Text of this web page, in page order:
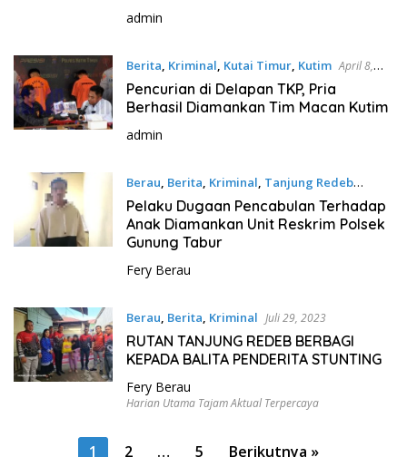
admin
Berita Kriminal Kutai Timur, Kutim April 8,
2024
Pencurian di Delapan TKP, Pria
Berhasil Diamankan Tim Macan Kutim
admin
Berau Berita Kriminal Tanjung Redeb
Agustus 21, 2023
Pelaku Dugaan Pencabulan Terhadap
Anak Diamankan Unit Reskrim Polsek
Gunung Tabur
Fery Berau
Berau Berita Kriminal Juli 29, 2023
RUTAN TANJUNG REDEB BERBAGI
KEPADA BALITA PENDERITA STUNTING
Fery Berau
Harian Utama Tajam Aktual Terpercaya
1 2 … 5 Berikutnya »